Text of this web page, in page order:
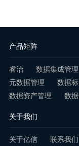
产品矩阵
睿治 数据集成管理
元数据管理
数据
数据资产管理
数
关于我们
关于亿信 联系我们